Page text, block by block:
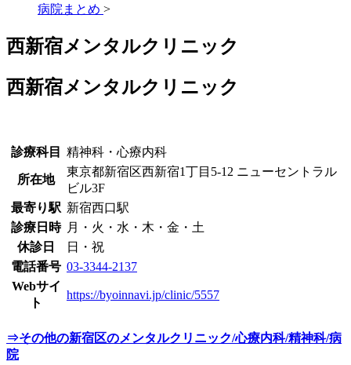
病院まとめ >
西新宿メンタルクリニック
西新宿メンタルクリニック
診療科目 精神科・心療内科
所在地
東京都新宿区西新宿1丁目5-12 ニューセントラル
ビル3F
最寄り駅 新宿西口駅
診療日時 月・火・水・木・金・土
休診日
日・祝
電話番号 03-3344-2137
Webサイ
ト
https://byoinnavi.jp/clinic/5557
⇒その他の新宿区のメンタルクリニック/心療内科/精神科/病
院